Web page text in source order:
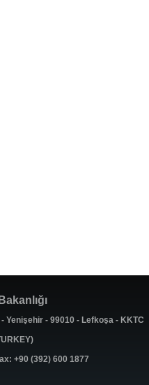
Yenişehir - 99010 - Lefkoşa - KKTC
+90 (392) 600 1877